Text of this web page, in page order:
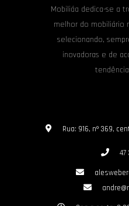
Mobiliáa dedica-se a
melhor do mobiliário
selecionando,
inovadoras e de
Rua: 916, nº 369,
47